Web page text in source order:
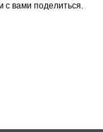
с вами поделиться.